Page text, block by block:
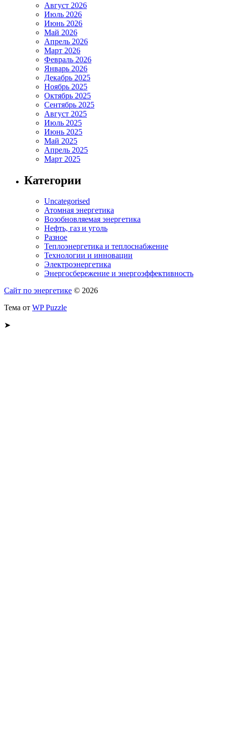
Август 2026
Июль 2026
Июнь 2026
Май 2026
Апрель 2026
Март 2026
Февраль 2026
Январь 2026
Декабрь 2025
Ноябрь 2025
Октябрь 2025
Сентябрь 2025
Август 2025
Июль 2025
Июнь 2025
Май 2025
Апрель 2025
Март 2025
Категории
Uncategorised
Атомная энергетика
Возобновляемая энергетика
Нефть, газ и уголь
Разное
Теплоэнергетика и теплоснабжение
Технологии и инновации
Электроэнергетика
Энергосбережение и энергоэффективность
Сайт по энергетике © 2026
Тема от WP Puzzle
➤